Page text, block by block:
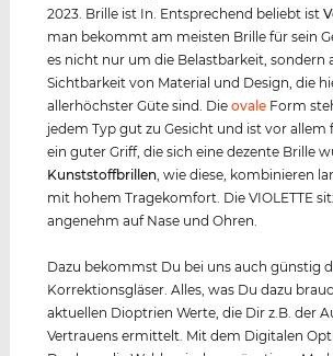
2023. Brille ist In. Entsprechend beliebt ist
man bekommt am meisten Brille für sein
es nicht nur um die Belastbarkeit, sondern
Sichtbarkeit von Material und Design, die
allerhöchster Güte sind. Dieovale Form
jedem Typ gut zu Gesicht und ist vor allem
ein guter Griff, die sich eine dezente Brille
Kunststoffbrillen , wie diese, kombinieren
mit hohem Tragekomfort. Die VIOLETTE
angenehm auf Nase und Ohren.
Dazu bekommst Du bei uns auch günstig
Korrektionsgläser. Alles, was Du dazu
aktuellen Dioptrien Werte, die Dir z.B. der
Vertrauens ermittelt. Mit dem Digitalen